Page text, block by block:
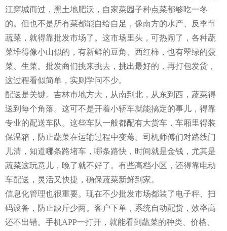
江穿城而过，黑土地肥沃，自家菜园子种点菜都够吃一冬
的。但也不是所有菜都能自给自足，像南方的水产、反季节
蔬菜，就得靠批发市场了。这市场里头，可热闹了，各种蔬
菜堆得像小山似的，有新鲜的豆角、西红柿，也有翠绿的菠
菜、生菜。批发商们挑来挑去，挑出最好的，再打包发货，
这过程看似简单，实则学问不少。
配送是关键。吉林市地方大，从南到北，从东到西，蔬菜得
送到每个角落。这可不是开着小轿车就能搞定的事儿，得靠
专业的配送车队。这些车队一般都配有大货车，车厢里得装
保温箱，防止蔬菜在运输过程中变蔫。司机师傅们对路线门
儿清，知道哪条路堵车，哪条路快，时间就是金钱，尤其是
蔬菜这玩意儿，晚了就不好了。有些高档小区，还得靠电动
车配送，灵活又快捷，确保蔬菜新鲜到家。
信息化管理也很重要。现在不少批发市场都装了电子秤、扫
码设备，防止缺斤少两。客户下单，系统自动配货，效率高
还不出错。手机APP一打开，就能看到蔬菜的种类、价格、